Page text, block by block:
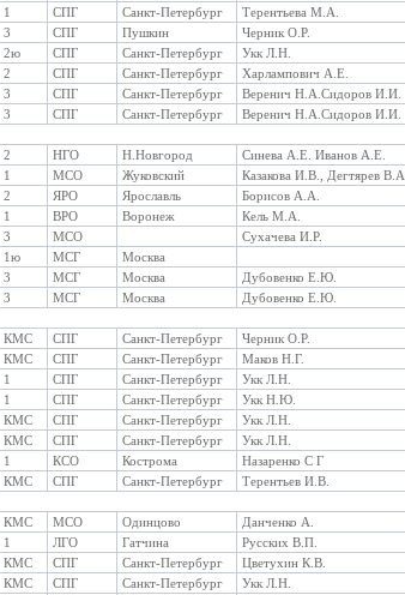
1 СПГ Санкт-Петербург
Терентьева М.А.
3 СПГ Пушкин
Черник О.Р.
2ю СПГ Санкт-Петербург
Укк Л.Н.
2 СПГ Санкт-Петербург
Харлампович А.Е.
3 СПГ Санкт-Петербург
Веренич Н.А.Сидоров И.И.
3 СПГ Санкт-Петербург
Веренич Н.А.Сидоров И.И.
2 НГО Н.Новгород
Синева А.Е. Иванов А.Е.
1 МСО Жуковский
Казакова И.В., Дегтярев В.А.
2 ЯРО Ярославль
Борисов А.А.
1 ВРО Воронеж
Кель М.А.
3 МСО
Сухачева И.Р.
1ю МСГ
Москва
3 МСГ Москва
Дубовенко Е.Ю.
3 МСГ Москва
Дубовенко Е.Ю.
КМС СПГ Санкт-Петербург
Черник О.Р.
КМС СПГ Санкт-Петербург
Маков Н.Г.
1 СПГ Санкт-Петербург
Укк Л.Н.
1 СПГ Санкт-Петербург
Укк Н.Ю.
КМС СПГ Санкт-Петербург
Укк Л.Н.
КМС СПГ Санкт-Петербург
Укк Л.Н.
1 КСО Кострома
Назаренко С Г
КМС СПГ Санкт-Петербург
Терентьев И.В.
КМС МСО Одинцово
Данченко А.
1 ЛГО Гатчина
Русских В.П.
КМС СПГ Санкт-Петербург
Цветухин К.В.
КМС СПГ Санкт-Петербург
Укк Л.Н.